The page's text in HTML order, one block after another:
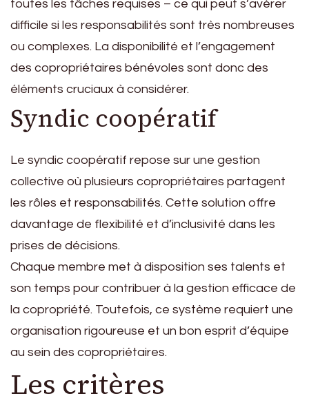
toutes les tâches requises – ce qui peut s’avérer
difficile si les responsabilités sont très nombreuses
ou complexes. La disponibilité et l’engagement
des copropriétaires bénévoles sont donc des
éléments cruciaux à considérer.
Syndic coopératif
Le syndic coopératif repose sur une gestion
collective où plusieurs copropriétaires partagent
les rôles et responsabilités. Cette solution offre
davantage de flexibilité et d’inclusivité dans les
prises de décisions.
Chaque membre met à disposition ses talents et
son temps pour contribuer à la gestion efficace de
la copropriété. Toutefois, ce système requiert une
organisation rigoureuse et un bon esprit d’équipe
au sein des copropriétaires.
Les critères